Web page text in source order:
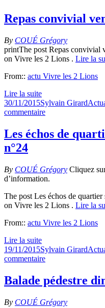
Repas convivial
By COUÉ Grégory
printThe post Repas convivial
on Vivre les 2 Lions . Lire la
From:: actu Vivre les 2 Lions
Lire la suite
Publié
le
30/11/2015Auteur
Sylvain Girard
commentairesur
convivial
vendredi
Les échos de
n°24
By COUÉ Grégory Cliquez
d’information.
The post Les échos de
on Vivre les 2 Lions . Lire la
From:: actu Vivre les 2 Lions
Lire la suite
Publié
le
19/11/2015Auteur
Sylvain Girard
commentairesur
échos
de
sont
Balade pédestre
By COUÉ Grégory